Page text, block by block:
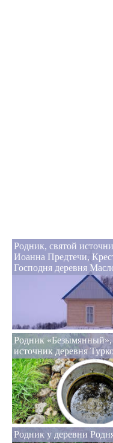
Родник, святой
Иоанна Предтечи,
Господня деревня
Родник «Безымянный»,
источник деревня
Родник у деревни